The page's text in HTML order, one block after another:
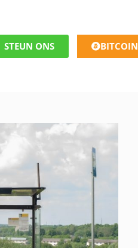
STEUN ONS BITCOIN